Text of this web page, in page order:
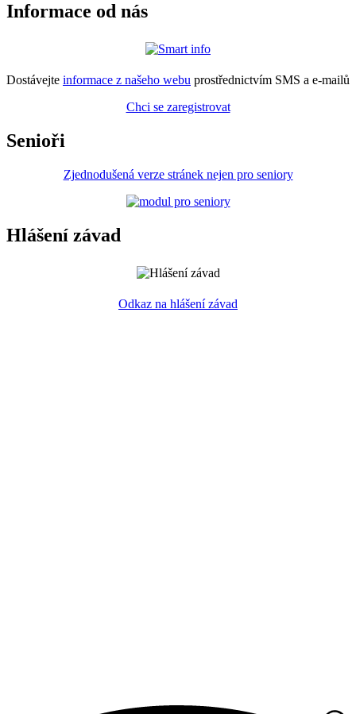
Informace od nás
Dostávejte informace z našeho webu prostřednictvím SMS a e-mailů
Chci se zaregistrovat
Senioři
Zjednodušená verze stránek nejen pro seniory
Hlášení závad
Odkaz na hlášení závad